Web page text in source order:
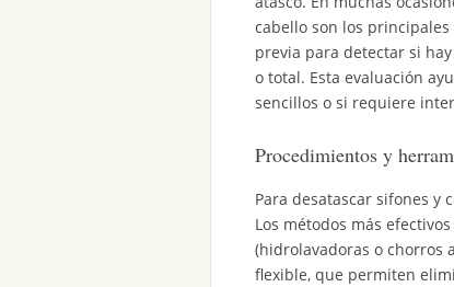
cabello son los
previa para detectar si
o total. Esta evaluación
sencillos o si requiere
Procedimientos y
Para desatascar sifones y
Los métodos más
(hidrolavadoras o chorros
flexible, que permiten